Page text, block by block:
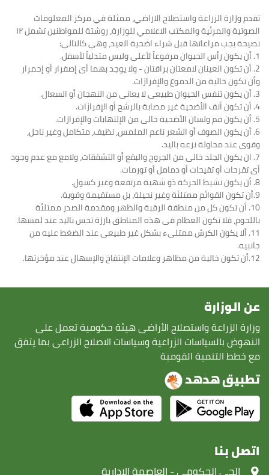
تقدم وزارة الزراعة واستصلاح الاراضي، ممثلة في مركز المعلومات
الصوتية والمرئية والمكتب الاعلامي للوزارة، روشتة للمواطنين تشمل ١٢
نصيحة يجب مراعاتها قبل شراء اضحية العيد، وهي كالتالي:
1. أن يكون رأس الحيوان مرفوعاً لأعلى وليس متدلياً لأسفل.
‏2. أن تكون العينان لامعتان براقتان - ولا يوجد بهما أى إصفرار أو إحمرار
وأن تكون خالية من الدموع والإفرازات.
‏6. أن يكون الصوف أو الشعر ناعم الملمس، نظيف، متكامل وغير ناحل،
وقوى عند محاولة نزعه باليد.
‏7. ان يكون الجلد خالى من الجروح والبقع أو التشققات، ولامع مع عدم وجود
أى تقرحات أو تقيحات أو دمامل أو تورمات.
9.أن تكون القوائم ممتلئة وغير نحيلة، بل مستقيمة وقوية.
10. أن تكون كل من منطقة الرقبة والظهر ومقدمة الصدر ممتلئة
باللحوم، فلا تكون العظام فى هذه المناطق بارزة تحس باليد عند لمسها.
11. ألا يكون الكرش ممتلىء بشكل غير طبيعى عند الضغط عليه من
جانبيه.
12.أن تكون خالية من مظاهر وعلامات الإنتفاخ والإسهال عند مؤخرتها.
عن الوزارة
وزارة الزراعة واستصلاح الأراضى هيئة حكومية تعمل على
النهوض بالسياسات الزراعية وسياسات الاصلاح الزراعى بما يتفق
مع خطط التنمية القومية
تطبيق هدهد
اتصل بنا